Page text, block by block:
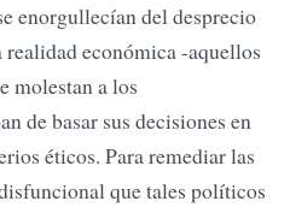
enorgullecían del desprecio
realidad económica -aquellos
molestan a los
de basar sus decisiones en
éticos. Para remediar las
que tales políticos